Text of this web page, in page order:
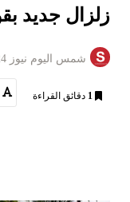
زلزال جديد بقوة 6 درجات في
شمس اليوم نيوز 24
1 دقائق القراءة